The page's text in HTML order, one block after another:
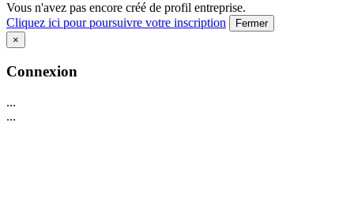
Vous n'avez pas encore créé de profil entreprise.
Cliquez ici pour poursuivre votre inscription
Fermer
×
Connexion
...
...